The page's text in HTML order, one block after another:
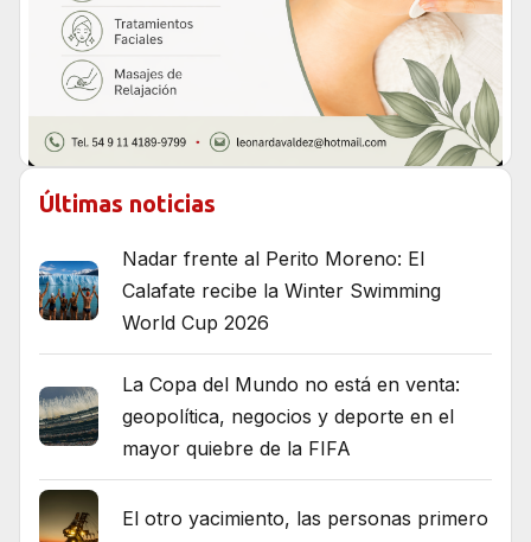
Últimas noticias
Nadar frente al Perito Moreno: El
Calafate recibe la Winter Swimming
World Cup 2026
La Copa del Mundo no está en venta:
geopolítica, negocios y deporte en el
mayor quiebre de la FIFA
El otro yacimiento, las personas primero